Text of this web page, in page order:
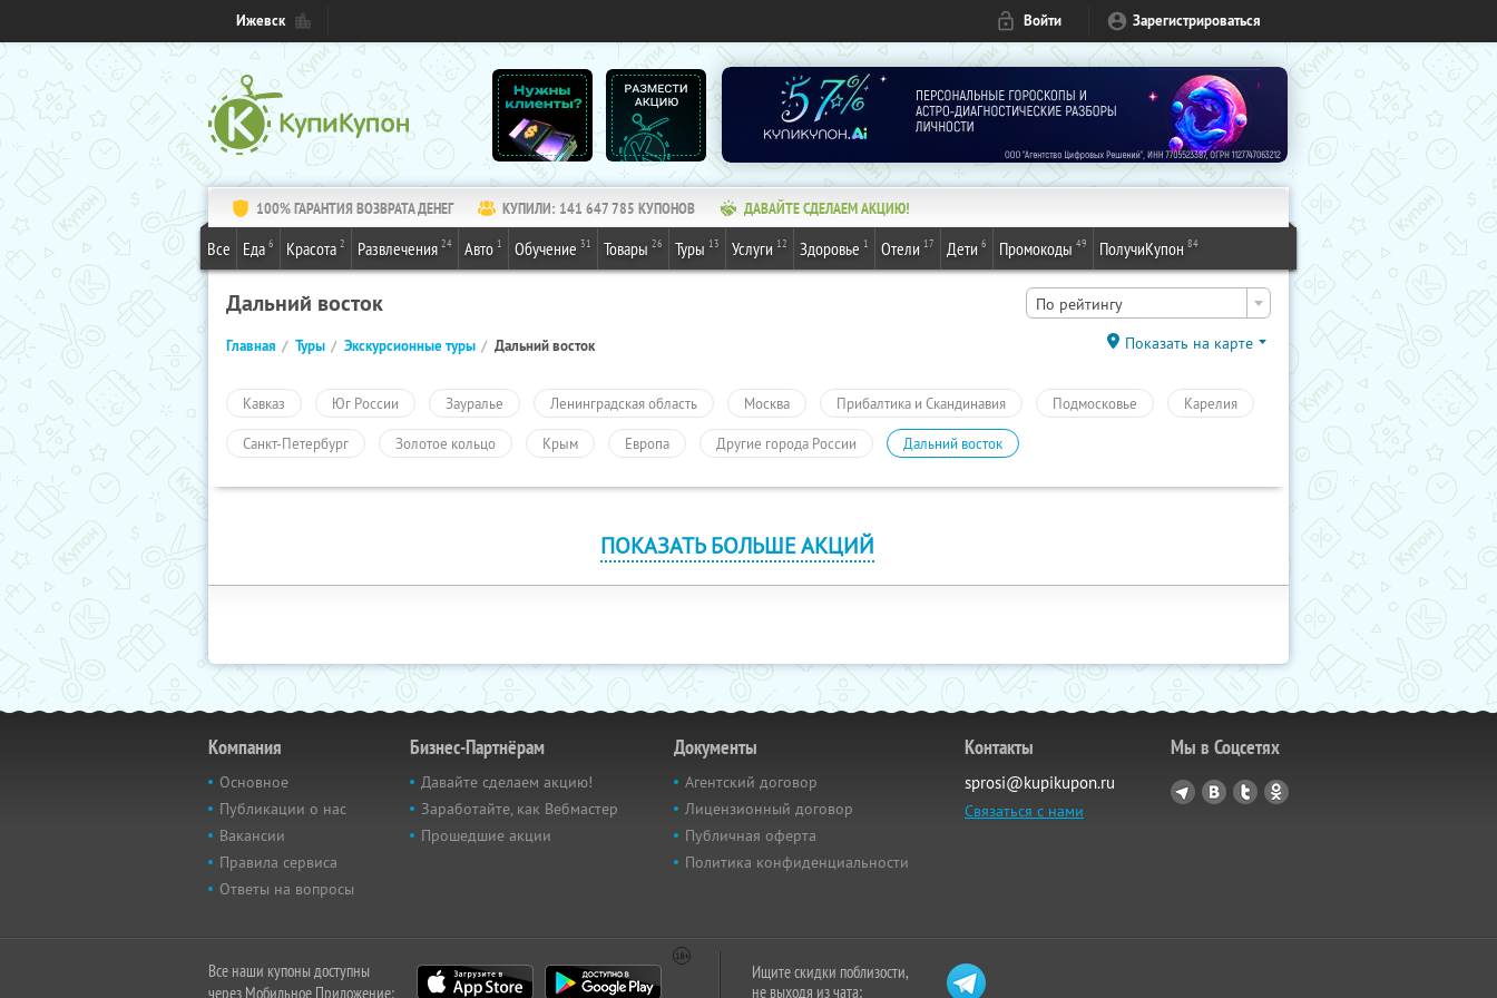
Ижевск Войти Зарегистрироваться
100% ГАРАНТИЯ ВОЗВРАТА ДЕНЕГ КУПИЛИ: 141 647 785 КУПОНОВ ДАВАЙТЕ СДЕЛАЕМ АКЦИЮ!
Все Еда 6 Красота 2 Развлечения 24 Авто 1 Обучение 31 Товары 26 Туры 13 Услуги 12 Здоровье 1 Отели 17 Дети 6 Промокоды 49 ПолучиКупон 84
Дальний восток По рейтингу
Главная Туры Экскурсионные туры Дальний восток Показать на карте
Кавказ Юг России Зауралье Ленинградская область Москва Прибалтика и Скандинавия Подмосковье Карелия
Санкт-Петербург Золотое кольцо Крым Европа Другие города России Дальний восток
ПОКАЗАТЬ БОЛЬШЕ АКЦИЙ
Компания
Основное
Публикации о нас
Вакансии
Правила сервиса
Ответы на вопросы
Бизнес-Партнёрам
Давайте сделаем акцию!
Заработайте, как Вебмастер
Прошедшие акции
Документы
Агентский договор
Лицензионный договор
Публичная оферта
Политика конфиденциальности
Контакты
sprosi@kupikupon.ru
Связаться с нами
Мы в Соцсетях
Все наши купоны доступны
через Мобильное Приложение:
Ищите скидки поблизости,
не выходя из чата: